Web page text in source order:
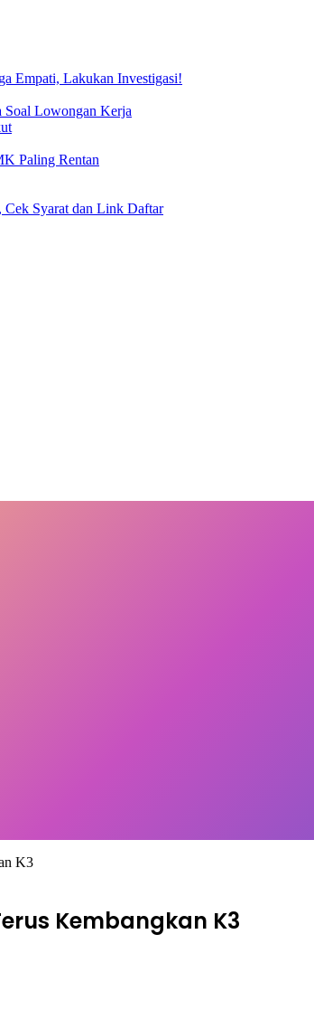
Empati, Lakukan Investigasi!
Soal Lowongan Kerja
Paling Rentan
Cek Syarat dan Link Daftar
K3
Kembangkan K3